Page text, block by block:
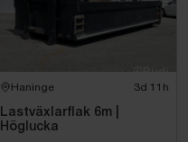
Haninge 3d 11h
Lastväxlarflak 6m |
Höglucka